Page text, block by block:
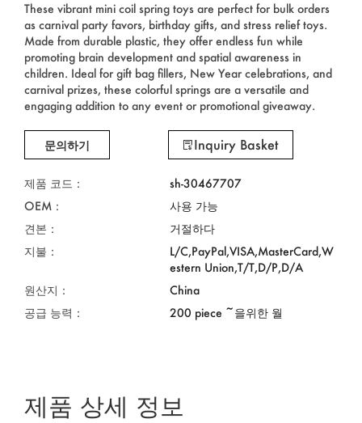
These vibrant mini coil spring toys are perfect for bulk orders
as carnival party favors, birthday gifts, and stress relief toys.
Made from durable plastic, they offer endless fun while
promoting brain development and spatial awareness in
children. Ideal for gift bag fillers, New Year celebrations, and
carnival prizes, these colorful springs are a versatile and
engaging addition to any event or promotional giveaway.
문의하기 Inquiry Basket
제품 코드：
sh-30467707
OEM：
사용 가능
견본：
거절하다
지불：
L/C,PayPal,VISA,MasterCard,W
estern Union,T/T,D/P,D/A
원산지：
China
공급 능력：
200 piece ~을위한 월
제품 상세 정보